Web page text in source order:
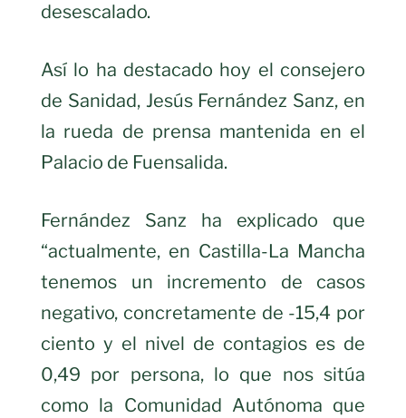
desescalado.
Así lo ha destacado hoy el consejero
de Sanidad, Jesús Fernández Sanz, en
la rueda de prensa mantenida en el
Palacio de Fuensalida.
Fernández Sanz ha explicado que
“actualmente, en Castilla-La Mancha
tenemos un incremento de casos
negativo, concretamente de -15,4 por
ciento y el nivel de contagios es de
0,49 por persona, lo que nos sitúa
como la Comunidad Autónoma que